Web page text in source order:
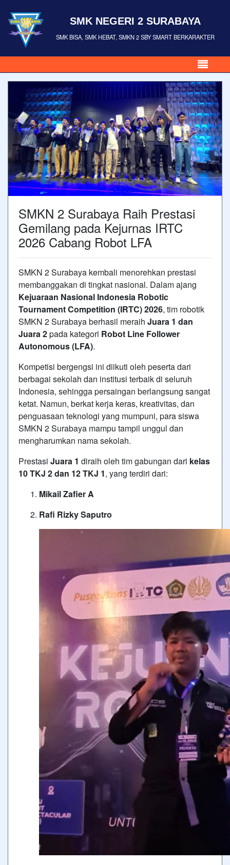
SMK NEGERI 2 SURABAYA
SMK BISA, SMK HEBAT, SMKN 2 SBY SMART BERKARAKTER
SMKN 2 Surabaya Raih Prestasi
Gemilang pada Kejurnas IRTC
2026 Cabang Robot LFA
SMKN 2 Surabaya kembali menorehkan prestasi
membanggakan di tingkat nasional. Dalam ajang
Kejuaraan Nasional Indonesia Robotic
Tournament Competition (IRTC) 2026, tim robotik
SMKN 2 Surabaya berhasil meraih Juara 1 dan
Juara 2pada kategori Robot Line Follower
Autonomous (LFA).
Kompetisi bergengsi ini diikuti oleh peserta dari
berbagai sekolah dan institusi terbaik di seluruh
Indonesia, sehingga persaingan berlangsung sangat
ketat. Namun, berkat kerja keras, kreativitas, dan
penguasaan teknologi yang mumpuni, para siswa
SMKN 2 Surabaya mampu tampil unggul dan
mengharumkan nama sekolah.
Prestasi Juara 1 diraih oleh tim gabungan dari kelas
10 TKJ 2 dan 12 TKJ 1, yang terdiri dari:
Mikail Zafier A
Rafi Rizky Saputro